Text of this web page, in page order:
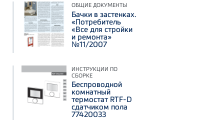
ОБЩИЕ ДОКУМЕНТЫ
Бачки в застенках.
«Потребитель
«Все для стройки
и ремонта»
№11/2007
ИНСТРУКЦИИ ПО
СБОРКЕ
Беспроводной
комнатный
термостат RTF-D
сдатчиком пола
77420033